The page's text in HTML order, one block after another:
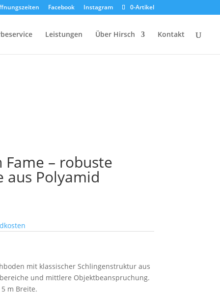
Facebook Instagram 0-Artikel
Leistungen Über Hirsch Kontakt
– robuste
aus Polyamid
mit klassischer Schlingenstruktur aus
und mittlere Objektbeanspruchung.
m Breite.